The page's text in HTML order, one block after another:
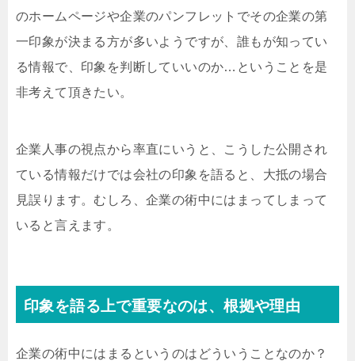
のホームページや企業のパンフレットでその企業の第
一印象が決まる方が多いようですが、誰もが知ってい
る情報で、印象を判断していいのか…ということを是
非考えて頂きたい。
企業人事の視点から率直にいうと、こうした公開され
ている情報だけでは会社の印象を語ると、大抵の場合
見誤ります。むしろ、企業の術中にはまってしまって
いると言えます。
印象を語る上で重要なのは、根拠や理由
企業の術中にはまるというのはどういうことなのか？